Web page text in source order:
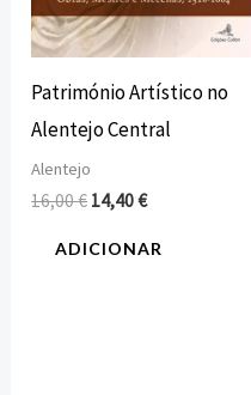
Património Artístico no
Alentejo Central
Alentejo
16,00€ 14,40€
ADICIONAR